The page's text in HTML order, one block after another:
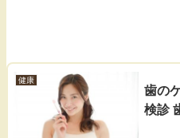
健康
歯の
検診